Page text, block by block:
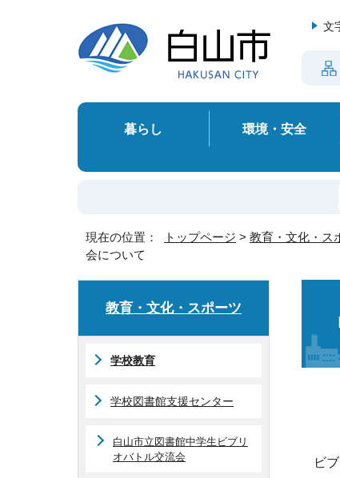
文
暮らし 環境・安全
現在の位置： トップページ > 教育・文化・ス
会について
ビ
教育・文化・スポーツ
学校教育
学校図書館支援センター
白山市立図書館中学生ビブリ
オバトル交流会